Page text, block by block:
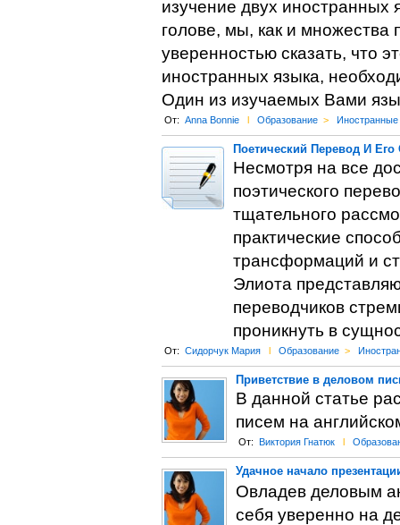
изучение двух иностранных
голове, мы, как и
уверенностью сказать, что
иностранных языка,
Один из изучаемых Вами
От: Anna Bonnie l Образование > Иностранные
Поетический Перевод И
Несмотря на все
поэтического
тщательного
практические
трансформаций и
Элиота
переводчиков
проникнуть в
От: Сидорчук Мария l Образование >
Приветствие в деловом
В данной статье
писем на
От: Виктория Гнатюк l
Удачное начало
Овладев деловым
себя уверенно на